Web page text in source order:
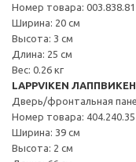
Номер товара: 003.838.81
Ширина: 20 см
Высота: 3 см
Длина: 25 см
Вес: 0.26 кг
LAPPVIKEN ЛАППВИКЕН
Дверь/фронтальная
Номер товара: 404.240.35
Ширина: 39 см
Высота: 2 см